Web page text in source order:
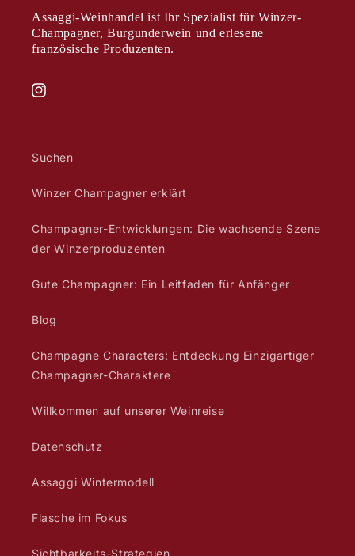
Assaggi-Weinhandel ist Ihr Spezialist für Winzer-
Champagner, Burgunderwein und erlesene
französische Produzenten.
Instagram
Suchen
Winzer Champagner erklärt
Champagner-Entwicklungen: Die wachsende Szene
der Winzerproduzenten
Gute Champagner: Ein Leitfaden für Anfänger
Blog
Champagne Characters: Entdeckung Einzigartiger
Champagner-Charaktere
Willkommen auf unserer Weinreise
Datenschutz
Assaggi Wintermodell
Flasche im Fokus
Sichtbarkeits-Strategien